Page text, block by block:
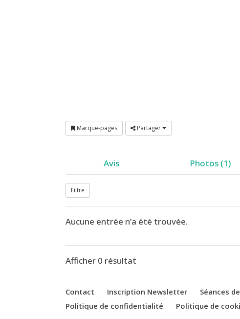
Marque-pages Partager
Avis Photos (1)
Filtre
Aucune entrée n’a été trouvée.
Afficher 0 résultat
Contact Inscription Newsletter Séances
Politique de confidentialité
Politique de